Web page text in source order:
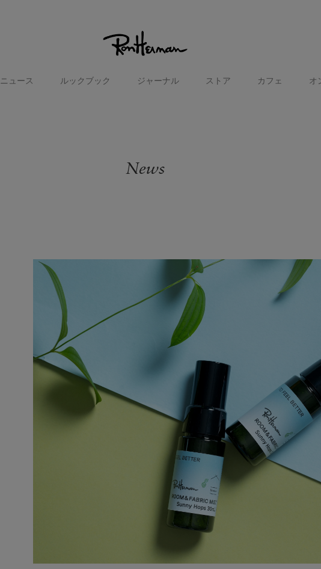
ニュース ルックブック ジャーナル ストア カフェ オ
News